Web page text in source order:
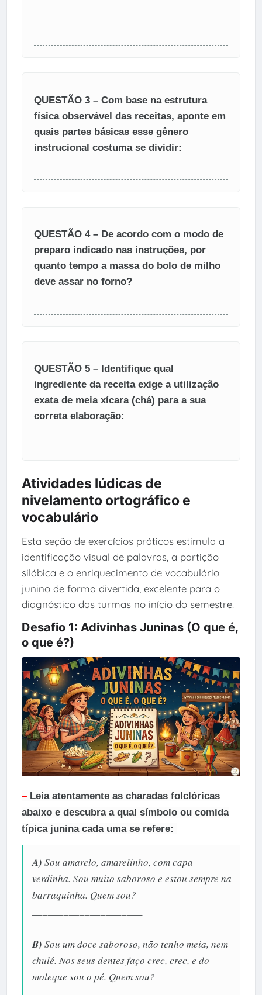
QUESTÃO 3 – Com base na estrutura
física observável das receitas, aponte em
quais partes básicas esse gênero
instrucional costuma se dividir:
QUESTÃO 4 – De acordo com o modo de
preparo indicado nas instruções, por
quanto tempo a massa do bolo de milho
deve assar no forno?
QUESTÃO 5 – Identifique qual
ingrediente da receita exige a utilização
exata de meia xícara (chá) para a sua
correta elaboração:
Atividades lúdicas de
nivelamento ortográfico e
vocabulário
Esta seção de exercícios práticos estimula a
identificação visual de palavras, a partição
silábica e o enriquecimento de vocabulário
junino de forma divertida, excelente para o
diagnóstico das turmas no início do semestre.
Desafio 1: Adivinhas Juninas (O que é,
o que é?)
–Leia atentamente as charadas folclóricas
abaixo e descubra a qual símbolo ou comida
típica junina cada uma se refere:
A) Sou amarelo, amarelinho, com capa
verdinha. Sou muito saboroso e estou sempre na
barraquinha. Quem sou?
B) Sou um doce saboroso, não tenho meia, nem
chulé. Nos seus dentes faço crec, crec, e do
moleque sou o pé. Quem sou?